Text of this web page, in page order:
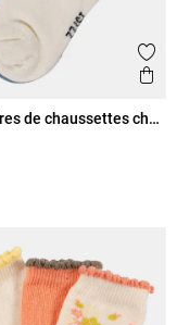
de chaussettes chat